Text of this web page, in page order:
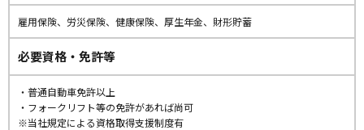
雇用保険、労災保険、健康保険、厚生年金、財形貯蓄
必要資格・免許等
・普通自動車免許以上
・フォークリフト等の免許があれば尚可
※当社規定による資格取得支援制度有